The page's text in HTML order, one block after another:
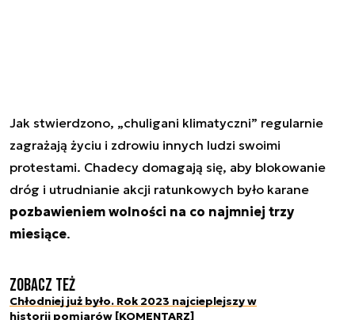
Jak stwierdzono, „chuligani klimatyczni” regularnie
zagrażają życiu i zdrowiu innych ludzi swoimi
protestami. Chadecy domagają się, aby blokowanie
dróg i utrudnianie akcji ratunkowych było karane
pozbawieniem wolności na co najmniej trzy
miesiące.
Zobacz też
Chłodniej już było. Rok 2023 najcieplejszy w
historii pomiarów [KOMENTARZ]